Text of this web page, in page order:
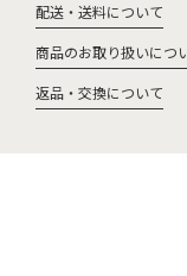
配送・送料について
商品のお取り扱いにつ
返品・交換について